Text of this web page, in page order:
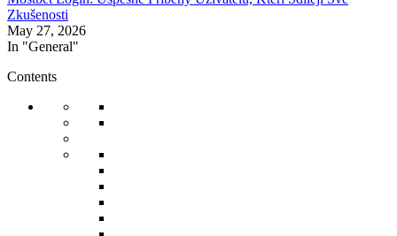
Zkušenosti
May 27, 2026
In "General"
Contents